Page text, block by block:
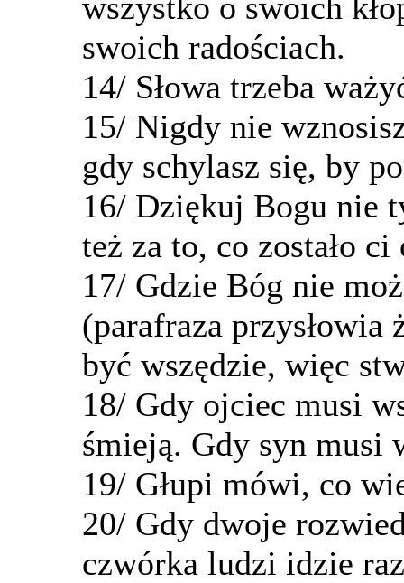
swoich radościach.
14/ Słowa trzeba
15/ Nigdy nie
gdy schylasz się, by
16/ Dziękuj Bogu nie
też za to, co zostało ci
17/ Gdzie Bóg nie
(parafraza przysłowia
być wszędzie, więc
18/ Gdy ojciec musi
śmieją. Gdy syn musi
19/ Głupi mówi, co
20/ Gdy dwoje
czwórka ludzi idzie